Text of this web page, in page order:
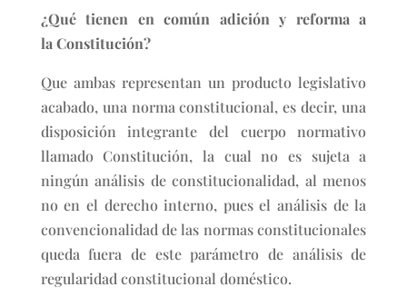
¿Qué tienen en común adición y reforma a
la Constitución?
Que ambas representan un producto legislativo
acabado, una norma constitucional, es decir, una
disposición integrante del cuerpo normativo
llamado Constitución, la cual no es sujeta a
ningún análisis de constitucionalidad, al menos
no en el derecho interno, pues el análisis de la
convencionalidad de las normas constitucionales
queda fuera de este parámetro de análisis de
regularidad constitucional doméstico.